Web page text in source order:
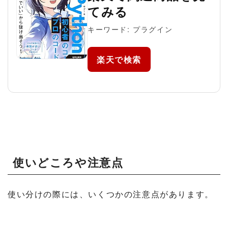
てみる
キーワード: プラグイン
楽天で検索
使いどころや注意点
使い分けの際には、いくつかの注意点があります。